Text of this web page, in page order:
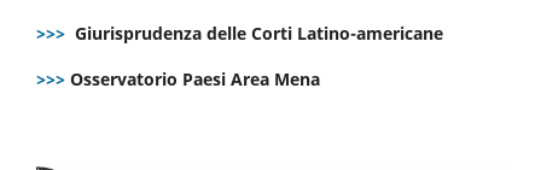
>>> Giurisprudenza delle Corti Latino-americane
>>> Osservatorio Paesi Area Mena